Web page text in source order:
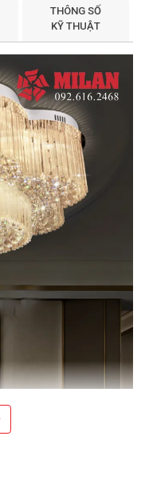
THÔNG SỐ
KỸ THUẬT